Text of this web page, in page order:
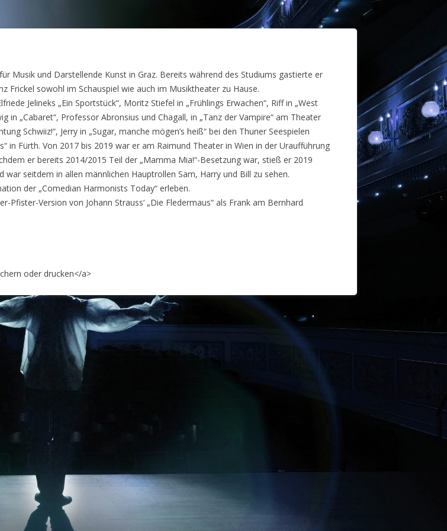
Musik und Darstellende Kunst in Graz. Bereits während des Studiums gastierte er
Frickel sowohl im Schauspiel wie auch im Musiktheater zu Hause.
Jelineks „Ein Sportstück“, Moritz Stiefel in „Frühlings Erwachen“, Riff in „West
in „Cabaret“, Professor Abronsius und Chagall, in „Tanz der Vampire“ am Theater
Schwiiz!“, Jerry in „Sugar, manche mögen’s heiß“ bei den Thuner Seespielen
in Fürth. Von 2017 bis 2019 war er am Raimund Theater in Wien in der Uraufführung
er bereits 2014/2015 Teil der „Mamma Mia!“-Besetzung war, stieß er 2019
seitdem in allen männlichen Hauptrollen Sam, Harry und Bill zu sehen.
der „Comedian Harmonists Today“ erleben.
Version von Johann Strauss‘ „Die Fledermaus“ als Frank am Bernhard
oder drucken</a>